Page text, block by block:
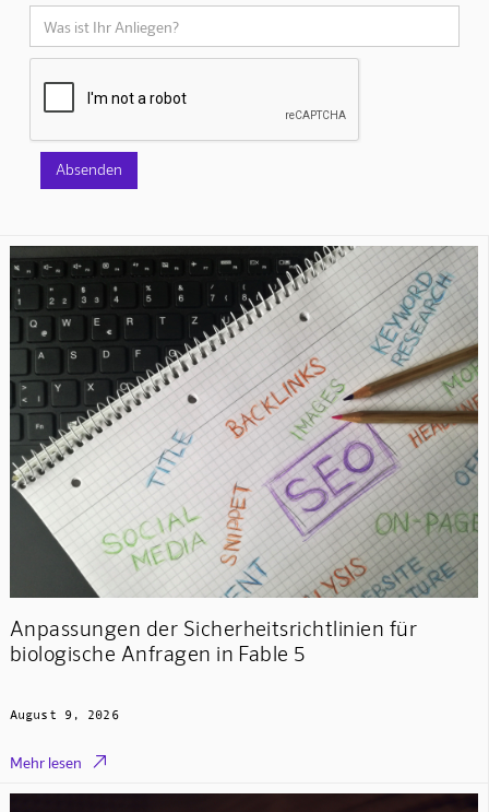
Anpassungen der Sicherheitsrichtlinien für
biologische Anfragen in Fable 5
August 9, 2026
Mehr lesen 